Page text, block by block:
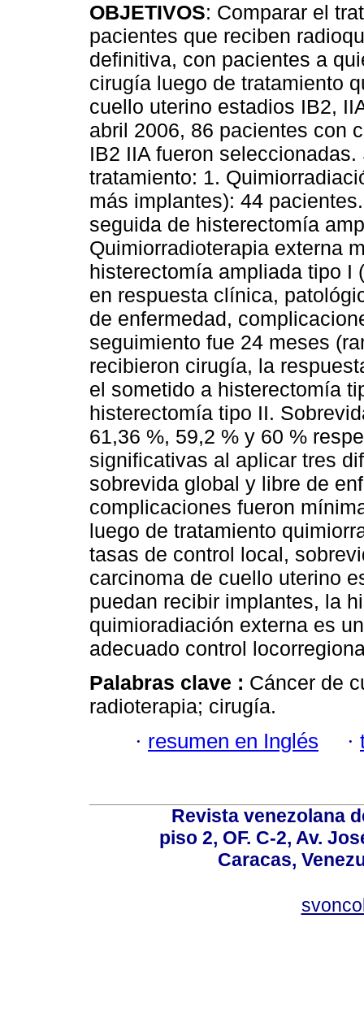
OBJETIVOS: Comparar el
pacientes que reciben
definitiva, con pacientes a
cirugía luego de tratamiento
cuello uterino estadios IB2,
abril 2006, 86 pacientes con
IB2 IIA fueron
tratamiento: 1.
más implantes): 44
seguida de histerectomía
Quimiorradioterapia externa
histerectomía ampliada tipo I
en respuesta clínica,
de enfermedad,
seguimiento fue 24 meses
recibieron cirugía, la
el sometido a histerectomía
histerectomía tipo II.
61,36 %, 59,2 % y 60 %
significativas al aplicar tres
sobrevida global y libre de
complicaciones fueron
luego de tratamiento
tasas de control local,
carcinoma de cuello uterino
puedan recibir implantes, la
quimioradiación externa es
adecuado control
Palabras clave : Cáncer de
radioterapia; cirugía.
· resumen en Inglés ·
Revista venezolana
piso 2, OF. C-2, Av.
Caracas,